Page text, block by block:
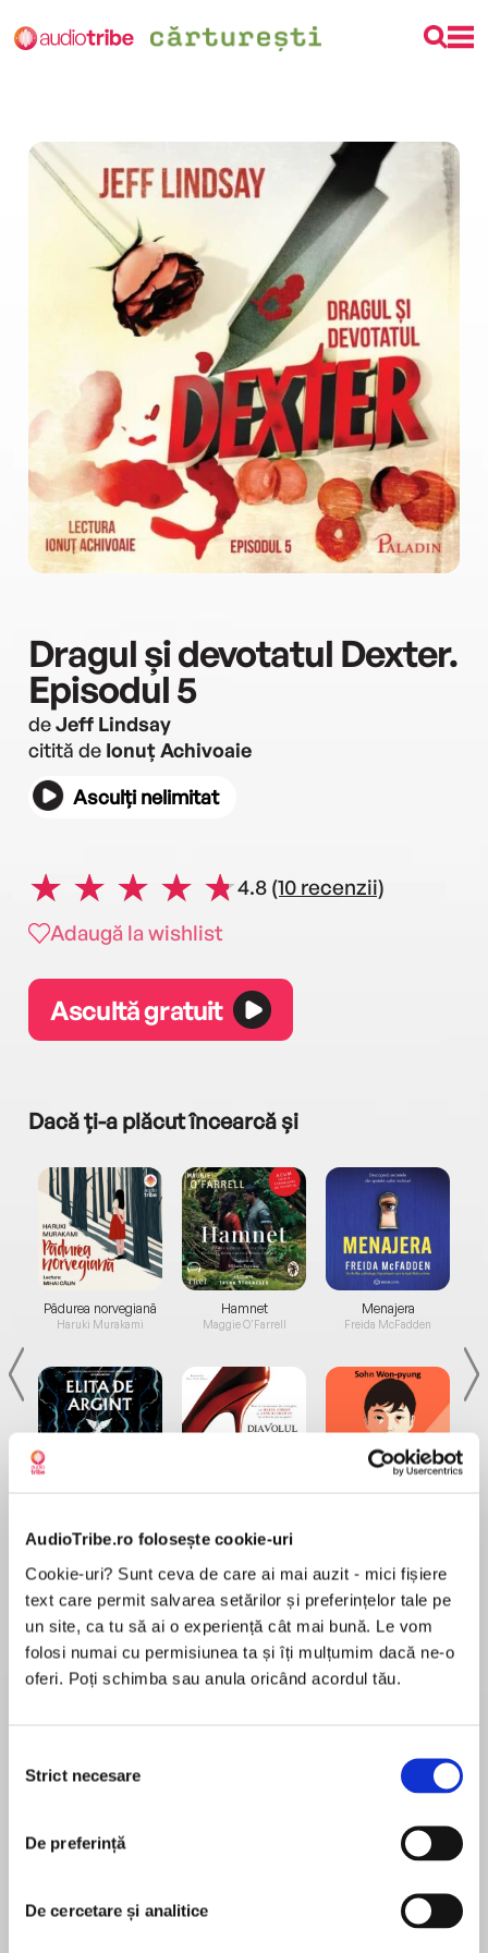
AudioTribe.ro folosește cookie-uri
Cookie-uri? Sunt ceva de care ai mai auzit - mici fișiere
text care permit salvarea setărilor și preferințelor tale pe
un site, ca tu să ai o experiență cât mai bună. Le vom
folosi numai cu permisiunea ta și îți mulțumim dacă ne-o
oferi. Poți schimba sau anula oricând acordul tău.
consimțământului
Strict necesare
De preferință
De cercetare și analitice
Dragul și devotatul Dexter.
Episodul 5
deJeff Lindsay
citită de Ionuț Achivoaie
Asculți nelimitat
4.8 (10 recenzii)
Adaugă la wishlist
Ascultă gratuit
Dacă ți-a plăcut încearcă și
Pădurea norvegiană
Haruki Murakami
Hamnet
Maggie O'Farrell
Menajera
Freida McFadden
Desprecarte
Viaţa e grea pentru Dexter Morgan. Nu e uşor să
Miami. Ca să evite suspiciunile, Dexter e nevoit
acesteia, transformându-se treptat într-un
Dar când un psihopat mai periculos decât el
începe să facă victime în Miami – lăsându-l
În acest moment nu există recenzii